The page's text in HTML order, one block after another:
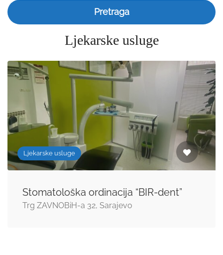
Pretraga
Ljekarske usluge
Ljekarske usluge
Stomatološka ordinacija “BIR-dent”
Trg ZAVNOBiH-a 32, Sarajevo